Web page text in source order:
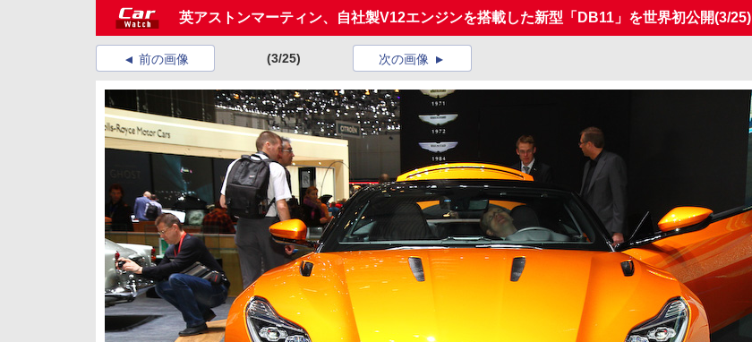
英アストンマーティン、自社製V12エンジンを搭載した新型「DB11」を世界初公開(3/25)
前の画像 (3/25) 次の画像